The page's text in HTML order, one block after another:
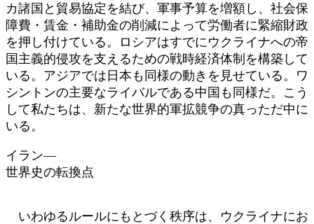
カ諸国と貿易協定を結び、軍事予算を増額し、社会保
障費・賃金・補助金の削減によって労働者に緊縮財政
を押し付けている。ロシアはすでにウクライナへの帝
国主義的侵攻を支えるための戦時経済体制を構築して
いる。アジアでは日本も同様の動きを見せている。ワ
シントンの主要なライバルである中国も同様だ。こう
して私たちは、新たな世界的軍拡競争の真っただ中に
いる。
イラン―
世界史の転換点
いわゆるルールにもとづく秩序は、ウクライナにお